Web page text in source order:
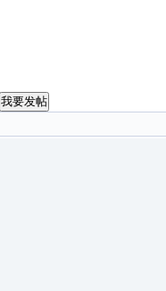
我要发帖